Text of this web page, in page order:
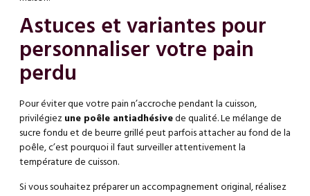
Astuces et variantes pour
personnaliser votre pain
perdu
Pour éviter que votre pain n’accroche pendant la cuisson,
privilégiezune poêle antiadhésivede qualité. Le mélange de
sucre fondu et de beurre grillé peut parfois attacher au fond de la
poêle, c’est pourquoi il faut surveiller attentivement la
température de cuisson.
Si vous souhaitez préparer un accompagnement original, réalisez